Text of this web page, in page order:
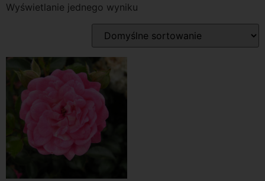
Wyświetlanie jednego wyniku